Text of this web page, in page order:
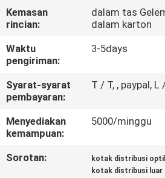
HUBUNGI
KAMI
PERMINTAAN
PENAWARAN
SITEMAP
Kemasan
rincian:
dalam tas
dalam karton
Waktu
pengiriman:
3-5days
Syarat-syarat
pembayaran:
T / T, , paypal, L
Menyediakan
kemampuan:
5000/minggu
Sorotan: kotak distribusi
kotak distribusi luar